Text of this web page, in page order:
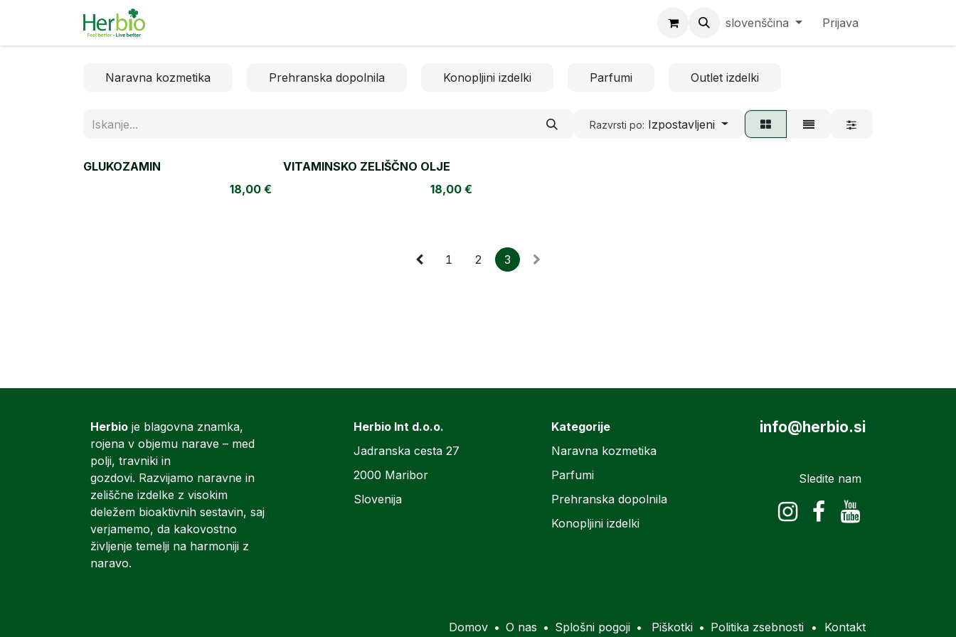
slovenščina Prijava
Naravna kozmetika Prehranska dopolnila Konopljini izdelki Parfumi Outlet izdelki
Razvrsti po: Izpostavljeni
GLUKOZAMIN
18,00 €
VITAMINSKO ZELIŠČNO OLJE
18,00€
1 2 3
Herbio je blagovna znamka,
rojena v objemu narave – med
polji, travniki in
gozdovi. Razvijamo naravne in
zeliščne izdelke z visokim
deležem bioaktivnih sestavin, saj
verjamemo, da kakovostno
življenje temelji na harmoniji z
naravo.
Herbio Int d.o.o.
Jadranska cesta 27
2000 Maribor
Slovenija
Kategorije
Naravna kozmetika
Parfumi
Prehranska dopolnila
Konopljini izdelki
info@herbio.si
Sledite nam
Domov • O nas • Splošni pogoji • Piškotki • Politika zsebnosti • Kontakt